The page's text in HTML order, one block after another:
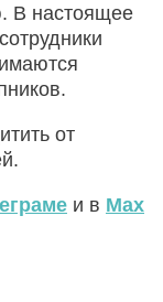
В настоящее
от
и в Max